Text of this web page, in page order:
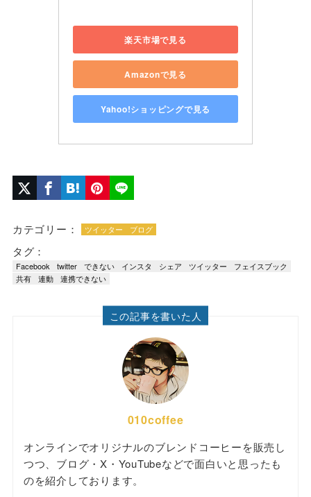
楽天市場で見る
Amazonで見る
Yahoo!ショッピングで見る
カテゴリー： ツイッター ブログ
タグ：
Facebook twitter できない インスタ シェア ツイッター
フェイスブック
共有
連動 連携できない
この記事を書いた人
010coffee
オンラインでオリジナルのブレンドコーヒーを販売し
つつ、ブログ・X・YouTubeなどで面白いと思ったも
のを紹介しております。